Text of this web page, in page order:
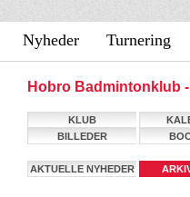
Nyheder Turnering
Hobro Badmintonklub
KLUB
BILLEDER
AKTUELLE NYHEDER